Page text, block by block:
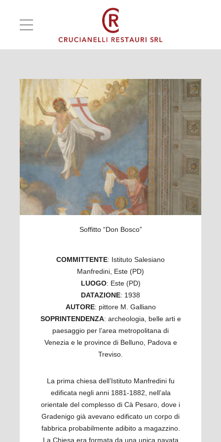
Soffitto “Don Bosco”
COMMITTENTE: Istituto Salesiano
Manfredini, Este (PD)
LUOGO: Este (PD)
DATAZIONE: 1938
AUTORE: pittore M. Galliano
SOPRINTENDENZA: archeologia, belle arti e
paesaggio per l’area metropolitana di
Venezia e le province di Belluno, Padova e
Treviso.
La prima chiesa dell’Istituto Manfredini fu
edificata negli anni 1881-1882, nell’ala
orientale del complesso di Cà Pesaro, dove i
Gradenigo già avevano edificato un corpo di
fabbrica probabilmente adibito a magazzino.
La Chiesa era formata da una unica navata